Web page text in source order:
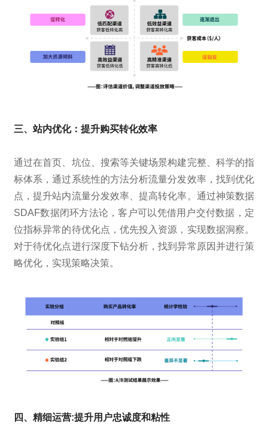
三、站内优化：提升购买转化效率
通过在首页、坑位、搜索等关键场景构建完整、科学的指
标体系，通过系统性的方法分析流量分发效率，找到优化
点，提升站内流量分发效率、提高转化率。通过神策数据
SDAF数据闭环方法论，客户可以凭借用户交付数据，定
位指标异常的待优化点，优先投入资源，实现数据洞察。
对于待优化点进行深度下钻分析，找到异常原因并进行策
略优化，实现策略决策。
四、精细运营:提升用户忠诚度和粘性